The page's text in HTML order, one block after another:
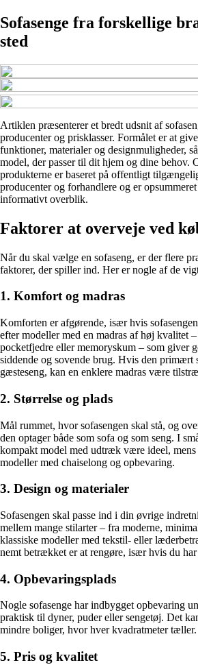
Sofasenge fra forskellige
sted
Artiklen præsenterer et bredt udsnit af
producenter og prisklasser. Formålet er at
funktioner, materialer og designmuligheder,
model, der passer til dit hjem og dine behov.
produkterne er baseret på offentligt
producenter og forhandlere og er
informativt overblik.
Faktorer at overveje ved
Når du skal vælge en sofaseng, er der flere
faktorer, der spiller ind. Her er nogle af de
1. Komfort og madras
Komforten er afgørende, især hvis
efter modeller med en madras af høj kvalitet
pocketfjedre eller memoryskum – som giver
siddende og sovende brug. Hvis den primært
gæsteseng, kan en enklere madras være
2. Størrelse og plads
Mål rummet, hvor sofasengen skal stå, og
den optager både som sofa og som seng. I
kompakt model med udtræk være ideel,
modeller med chaiselong og opbevaring.
3. Design og materialer
Sofasengen skal passe ind i din øvrige
mellem mange stilarter – fra moderne,
klassiske modeller med tekstil- eller
nemt betrækket er at rengøre, især hvis du
4. Opbevaringsplads
Nogle sofasenge har indbygget opbevaring
praktisk til dyner, puder eller sengetøj. Det
mindre boliger, hvor hver kvadratmeter tæller.
5. Pris og kvalitet